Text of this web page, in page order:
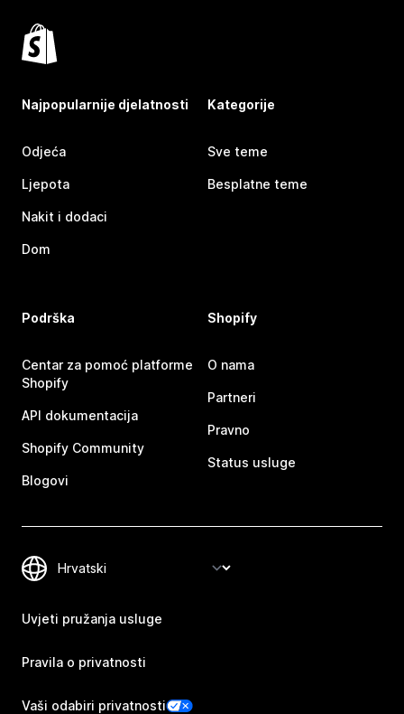
Najpopularnije djelatnosti
Odjeća
Ljepota
Nakit i dodaci
Dom
Kategorije
Sve teme
Besplatne teme
Podrška
Centar za pomoć platforme
Shopify
API dokumentacija
Shopify Community
Blogovi
Shopify
O nama
Partneri
Pravno
Status usluge
Uvjeti pružanja usluge
Pravila o privatnosti
Vaši odabiri privatnosti